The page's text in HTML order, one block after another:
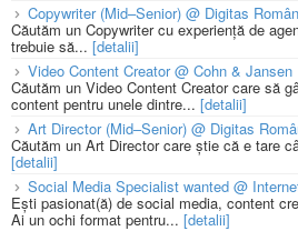
Copywriter (Mid–Senior) @ Digitas
Căutăm un Copywriter cu experiență de
trebuie să... [detalii]
Video Content Creator @ Cohn & Jansen
Căutăm un Video Content Creator care să
content pentru unele dintre... [detalii]
Art Director (Mid–Senior) @ Digitas
Căutăm un Art Director care știe că e tare
[detalii]
Social Media Specialist wanted @
Ești pasionat(ă) de social media, content
Ai un ochi format pentru... [detalii]